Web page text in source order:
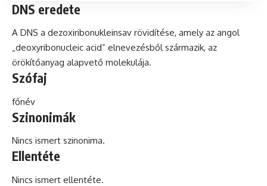
DNS eredete
A DNS a dezoxiribonukleinsav rövidítése, amely az angol
„deoxyribonucleic acid” elnevezésből származik, az
örökítőanyag alapvető molekulája.
Szófaj
főnév
Szinonimák
Nincs ismert szinonima.
Ellentéte
Nincs ismert ellentéte.